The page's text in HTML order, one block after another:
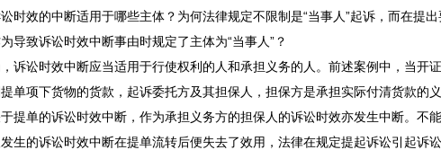
效的中断适用于哪些主体？为何法律规定不限制是“当事人”起诉，而在提出
导致诉讼时效中断事由时规定了主体为“当事人”？
讼时效中断应当适用于行使权利的人和承担义务的人。前述案例中，当开
单项下货物的货款，起诉委托方及其担保人，担保方是承担实际付清货款的
提单的诉讼时效中断，作为承担义务方的担保人的诉讼时效亦发生中断。不
生的诉讼时效中断在提单流转后便失去了效用，法律在规定提起诉讼引起诉